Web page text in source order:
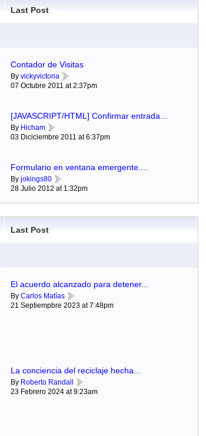
Last Post
Contador de Visitas
By vickyvictoria
07 Octubre 2011 at 2:37pm
[JAVASCRIPT/HTML] Confirmar entrada...
By Hicham
03 Diciciembre 2011 at 6:37pm
Formulario en ventana emergente....
By jokings80
28 Julio 2012 at 1:32pm
Last Post
El acuerdo alcanzado para detener...
By Carlos Matías
21 Septiempbre 2023 at 7:48pm
La conciencia del reciclaje hecha...
By Roberto Randall
23 Febrero 2024 at 9:23am